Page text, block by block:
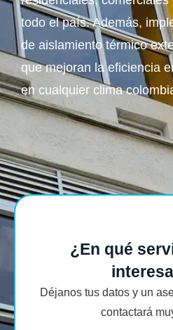
todo el país. Además,
de aislamiento térmico
que mejoran la eficiencia
en cualquier clima
¿En qué
Déjanos tus datos y un
contactará